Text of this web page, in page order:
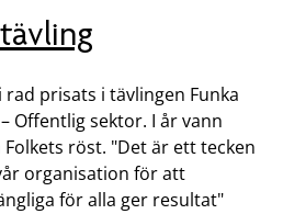
prisats i tävlingen Funka
Offentlig sektor. I år vann
röst. "Det är ett tecken
organisation för att
för alla ger resultat"